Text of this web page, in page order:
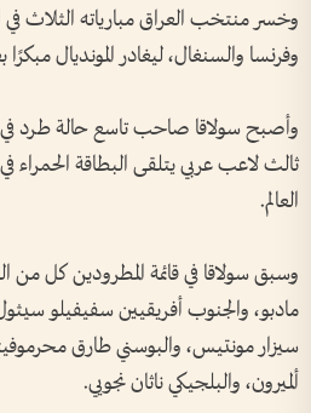
وخسر منتخب العراق مبارياته الثلاث في
وفرنسا والسنغال، ليغادر المونديال
وأصبح سولاقا صاحب تاسع حالة طرد في
ثالث لاعب عربي يتلقى البطاقة الحمراء
العالم.
وسبق سولاقا في قائمة المطرودين كل من
مادبو، والجنوب أفريقيين سفيفيلو
سيزار مونتيس، والبوسني طارق
ألميرون، والبلجيكي ناثان نجويي.